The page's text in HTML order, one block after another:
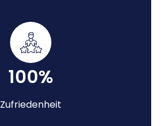
100%
Zufriedenheit